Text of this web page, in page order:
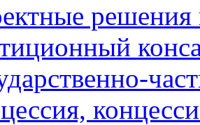
решения